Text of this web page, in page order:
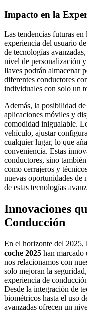
Impacto en la
Las tendencias futuras
experiencia del usuario
de tecnologías
nivel de personalización
llaves podrán almacenar
diferentes conductores
individuales con solo un
Además, la posibilidad
aplicaciones móviles y
comodidad inigualable.
vehículo, ajustar
cualquier lugar, lo que
conveniencia. Estas
conductores, sino
como cerrajeros y
nuevas oportunidades de
de estas tecnologías
Innovaciones
Conducción
En el horizonte del 2025,
coche 2025 han marcado
nos relacionamos con
solo mejoran la
experiencia de
Desde la integración de
biométricos hasta el uso
avanzadas ofrecen un